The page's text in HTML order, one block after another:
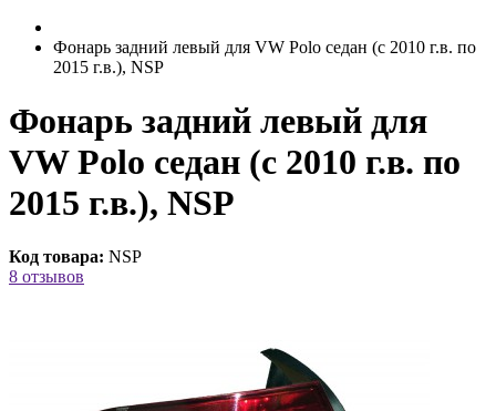
Фонарь задний левый для VW Polo седан (с 2010 г.в. по
2015 г.в.), NSP
Фонарь задний левый для
VW Polo седан (с 2010 г.в. по
2015 г.в.), NSP
Код товара: NSP
8 отзывов